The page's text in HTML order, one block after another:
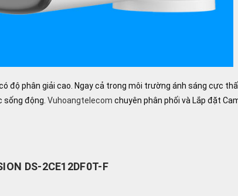
độ phân giải cao. Ngay cả trong môi trường ánh sáng cực
sống động.Vuhoangtelecom chuyên phân phối và Lắp đặt
DS-2CE12DF0T-F